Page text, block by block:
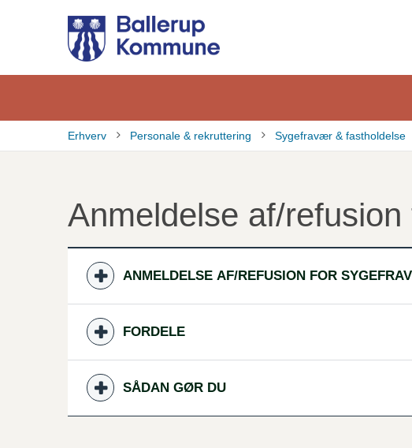
hovedindhold
Erhverv Personale & rekruttering Sygefravær & fastholdelse
Anmeldelse af/
ANMELDELSE AF/REFUSION FOR
FORDELE
SÅDAN GØR DU